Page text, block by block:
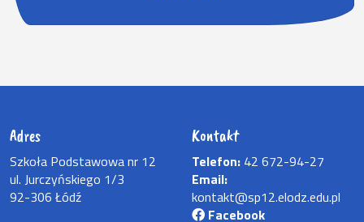
Adres
Szkoła Podstawowa nr 12
ul. Jurczyńskiego 1/3
92-306 Łódź
Kontakt
Telefon: 42 672-94-27
Email:
kontakt@sp12.elodz.edu.pl
Facebook